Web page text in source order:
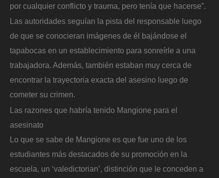
por cualquier conflicto y trauma, pero tenía que hacerse”.
Las autoridades seguían la pista del responsable luego
de que se conocieran imágenes de él bajándose el
tapabocas en un establecimiento para sonreírle a una
trabajadora. Además, también estaban muy cerca de
encontrar la trayectoria exacta del asesino luego de
cometer su crimen.
Las razones que habría tenido Mangione para el
asesinato
Lo que se sabe de Mangione es que fue uno de los
estudiantes más destacados de su promoción en la
escuela, un ‘valedictorian’, distinción que le conceden a